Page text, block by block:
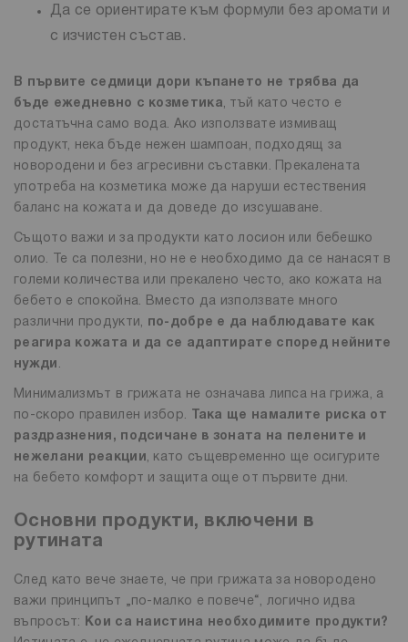
Да се ориентирате към формули без аромати и
с изчистен състав.
В първите седмици дори къпането не трябва да
бъде ежедневно с козметика, тъй като често е
достатъчна само вода. Ако използвате измиващ
продукт, нека бъде нежен шампоан, подходящ за
новородени и без агресивни съставки. Прекалената
употреба на козметика може да наруши естествения
баланс на кожата и да доведе до изсушаване.
Същото важи и за продукти като лосион или бебешко
олио. Те са полезни, но не е необходимо да се нанасят в
големи количества или прекалено често, ако кожата на
бебето е спокойна. Вместо да използвате много
различни продукти, по-добре е да наблюдавате как
реагира кожата и да се адаптирате според нейните
нужди .
Минимализмът в грижата не означава липса на грижа, а
по-скоро правилен избор.
Така ще намалите риска от
раздразнения, подсичане в зоната на пелените и
нежелани реакции, като същевременно ще осигурите
на бебето комфорт и защита още от първите дни.
Основни продукти, включени в
рутината
След като вече знаете, че при грижата за новородено
важи принципът „по-малко е повече“, логично идва
въпросът:
Кои са наистина необходимите продукти?